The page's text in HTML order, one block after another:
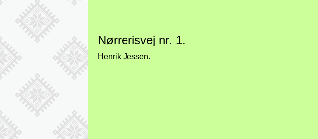
Nørrerisvej nr. 1.
Henrik Jessen.